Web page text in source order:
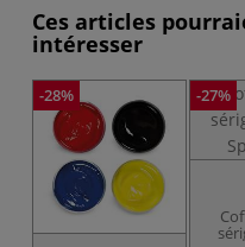
Ces articles
intéresser
-28% -27%